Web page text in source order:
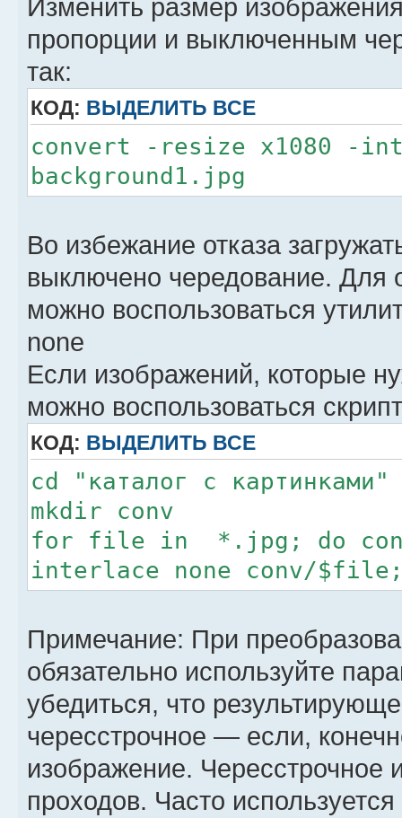
# Подключение темы,
GRUB_THEME="/boot/
GRUB_FONT="/boot/grub2/
GRUB_LANG="ru_RU.UTF-8"
GRUB_ENABLE_BLSCFG="true"
Изменить размер
пропорции и выключенным
так:
КОД: ВЫДЕЛИТЬ ВСЕ
convert -resize x1080 -
background1.jpg
Во избежание отказа
выключено чередование. Для
можно воспользоваться
none
Если изображений, которые
можно воспользоваться
КОД: ВЫДЕЛИТЬ ВСЕ
cd "каталог с картинками"
mkdir conv
for file in *.jpg; do
interlace none conv/$file;
Примечание: При
обязательно используйте
убедиться, что
чересстрочное — если,
изображение. Чересстрочное
проходов. Часто